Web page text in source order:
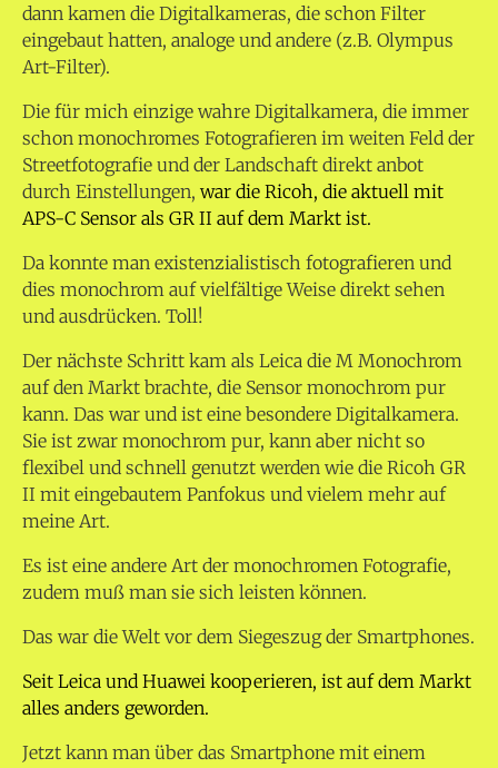
dann kamen die Digitalkameras, die schon Filter
eingebaut hatten, analoge und andere (z.B. Olympus
Art-Filter).
Die für mich einzige wahre Digitalkamera, die immer
schon monochromes Fotografieren im weiten Feld der
Streetfotografie und der Landschaft direkt anbot
durch Einstellungen, war die Ricoh, die aktuell mit
APS-C Sensor als GR II auf dem Markt ist.
Da konnte man existenzialistisch fotografieren und
dies monochrom auf vielfältige Weise direkt sehen
und ausdrücken. Toll!
Der nächste Schritt kam als Leica die M Monochrom
auf den Markt brachte, die Sensor monochrom pur
kann. Das war und ist eine besondere Digitalkamera.
Sie ist zwar monochrom pur, kann aber nicht so
flexibel und schnell genutzt werden wie die Ricoh GR
II mit eingebautem Panfokus und vielem mehr auf
meine Art.
Es ist eine andere Art der monochromen Fotografie,
zudem muß man sie sich leisten können.
Das war die Welt vor dem Siegeszug der Smartphones.
Seit Leica und Huawei kooperieren, ist auf dem Markt
alles anders geworden.
Jetzt kann man über das Smartphone mit einem